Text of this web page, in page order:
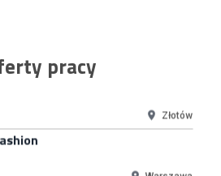
pracy
Contentu i Social Media